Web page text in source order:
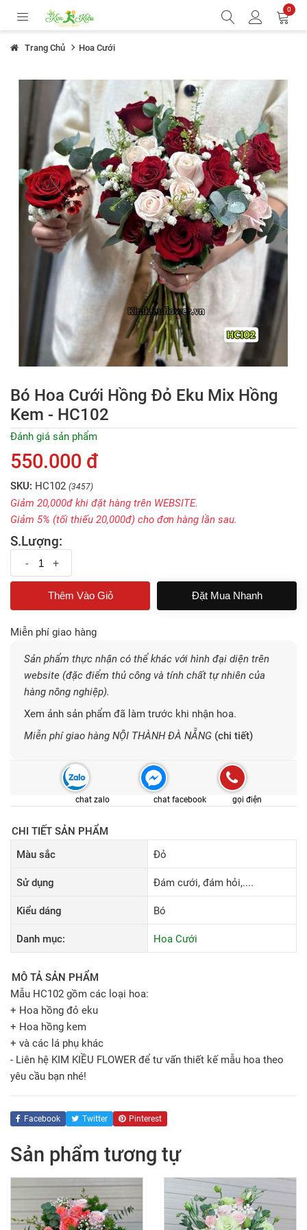
0
Trang Chủ Hoa Cưới
Bó Hoa Cưới Hồng Đỏ Eku Mix Hồng
Kem - HC102
Đánh giá sản phẩm
550.000 đ
SKU: HC102 (3457)
Giảm 20,000đ khi đặt hàng trên WEBSITE.
Giảm 5% (tối thiếu 20,000đ) cho đơn hàng lần sau.
S.Lượng:
- +
Đặt Mua Nhanh
Miễn phí giao hàng
Sản phẩm thực nhận có thể khác với hình đại diện trên
website (đặc điểm thủ công và tính chất tự nhiên của
hàng nông nghiệp).
Xem ảnh sản phẩm đã làm trước khi nhận hoa.
Miễn phí giao hàng NỘI THÀNH ĐÀ NẴNG (chi tiết)
chat zalo chat facebook gọi điện
CHI TIẾT SẢN PHẨM
Màu sắc
Đỏ
Sử dụng Đám cưới, đám hỏi,....
Kiểu dáng Bó
Danh mục: Hoa Cưới
MÔ TẢ SẢN PHẨM
Mẫu HC102 gồm các loại hoa:
+ Hoa hồng đỏ eku
+ Hoa hồng kem
+ và các lá phụ khác
- Liên hệ KIM KIỀU FLOWER để tư vấn thiết kế mẫu hoa theo
yêu cầu bạn nhé!
Facebook Twitter Pinterest
Sản phẩm tương tự